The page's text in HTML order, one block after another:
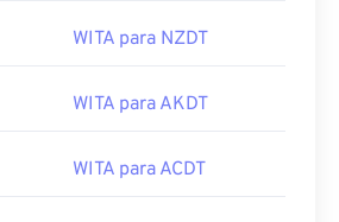
WITA para NZDT
WITA para AKDT
WITA para ACDT